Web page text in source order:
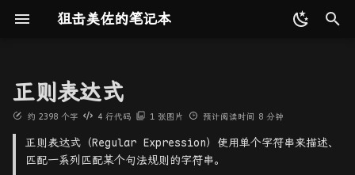
狙击美佐的笔记本
入
以
开
更新记录
友链 C++ STL
Python Numpy 科学计算库
gin框架 (TODO)
SpringBoot
基础数据结构
算法设计与分析
模式识别
机器学习
向量化计算
设计模式
软件构件与体系结构
Redis 持久化
CMU 15-445
Project 1 - Buffer
MIT 6.5840 Lab2 - K/V Server
普通字符
多视图几何
3D 射影几何和变换
三维点云 Bonn
Dynamic SLAM 系列
RNN
Transformer Transformer
第二节
分布式训练
最优化理论与方法
直线搜索
矩阵分析与应用 特殊矩阵
工具收集
命令行工具 Git 命令相关
gitbook
ImageMagick
正则表达式
约 2398 个字 4 行代码 1 张图片 预计阅读时间 8 分钟
正则表达式（Regular Expression）使用单个字符串来描述、
匹配一系列匹配某个句法规则的字符串。